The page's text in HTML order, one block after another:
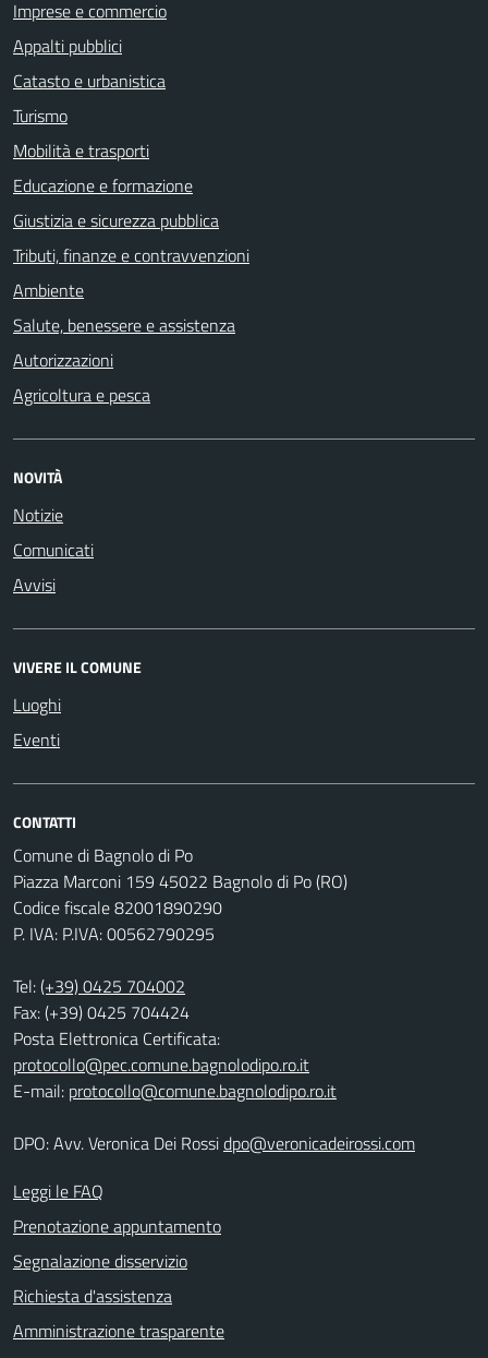
Imprese e commercio
Appalti pubblici
Catasto e urbanistica
Turismo
Mobilità e trasporti
Educazione e formazione
Giustizia e sicurezza pubblica
Tributi, finanze e contravvenzioni
Ambiente
Salute, benessere e assistenza
Autorizzazioni
Agricoltura e pesca
NOVITÀ
Notizie
Comunicati
Avvisi
VIVERE IL COMUNE
Luoghi
Eventi
CONTATTI
Comune di Bagnolo di Po
Piazza Marconi 159 45022 Bagnolo di Po (RO)
Codice fiscale 82001890290
P. IVA: P.IVA: 00562790295
Tel:(+39) 0425 704002
Fax: (+39) 0425 704424
Posta Elettronica Certificata:
protocollo@pec.comune.bagnolodipo.ro.it
E-mail: protocollo@comune.bagnolodipo.ro.it
DPO: Avv. Veronica Dei Rossidpo@veronicadeirossi.com
Leggi le FAQ
Prenotazione appuntamento
Segnalazione disservizio
Richiesta d'assistenza
Amministrazione trasparente